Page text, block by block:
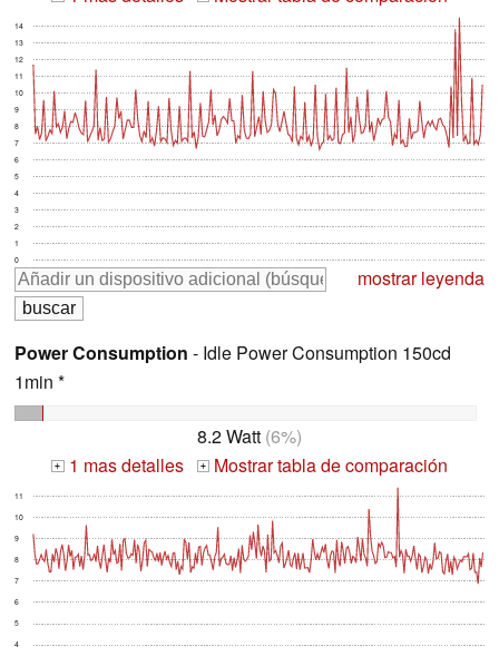
0
1
2
3
4
5
6
7
8
9
10
11
12
13
14
mostrar leyenda
Power Consumption - Idle Power Consumption 150cd
1min *
8.2 Watt (6%)
+ 1 mas detalles + Mostrar tabla de comparación
4
5
6
7
8
9
10
11